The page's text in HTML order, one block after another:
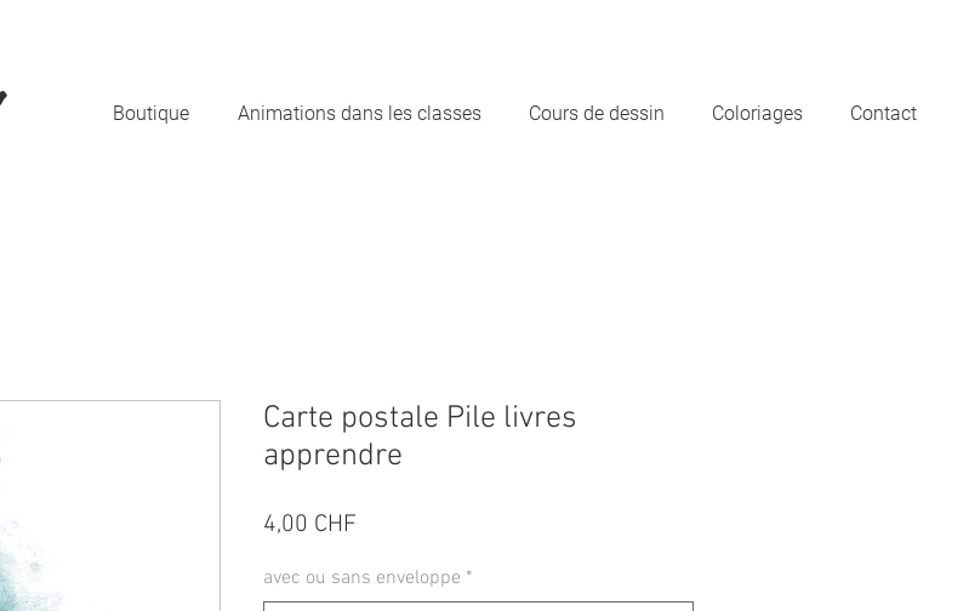
Boutique Animations dans les classes Cours de dessin Coloriages Contact
Carte postale Pile livres
apprendre
4,00 CHF
avec ou sans enveloppe *